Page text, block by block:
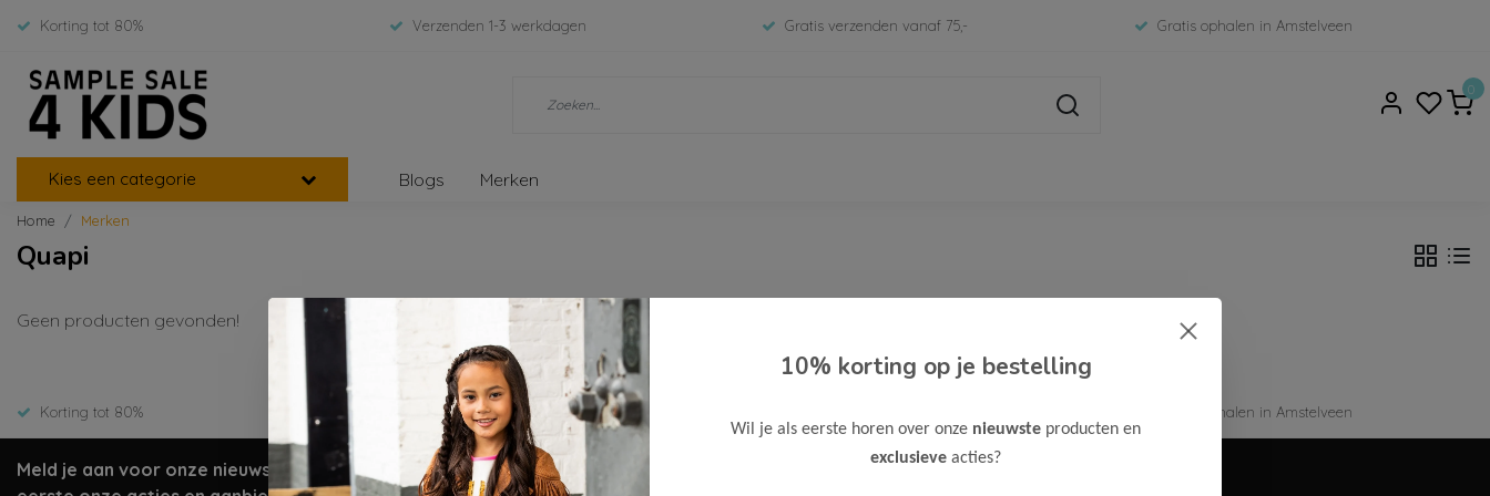
Korting tot 80% Verzenden 1-3 werkdagen Gratis verzenden vanaf 75,- Gratis ophalen in Amstelveen
0
Kies een categorie Blogs Merken
Home Merken
Quapi
Geen producten gevonden!
Korting tot 80% Verzenden 1-3 werkdagen Gratis ophalen in Amstelveen
Meld je aan voor onze nieuwsbrief en ontvang als
10% korting op je bestelling
Wil je als eerste horen over onze nieuwste producten en
exclusieve acties?